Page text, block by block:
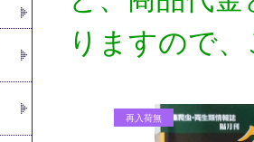
りますので、